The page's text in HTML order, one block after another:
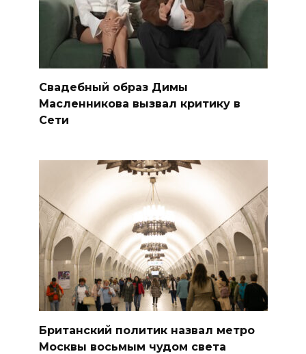
Свадебный образ Димы
Масленникова вызвал критику в
Сети
Британский политик назвал метро
Москвы восьмым чудом света